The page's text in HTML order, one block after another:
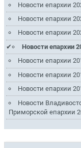
Новости епархии
Новости епархии
Новости епархии
Новости епархии
Новости епархии
Новости епархии
Новости епархии
Новости
Приморской епархии